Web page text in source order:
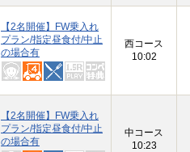
【2名開催】FW乗入れ
プラン/指定昼食付/中止
の場合有
西コース
10:02
【2名開催】FW乗入れ
プラン/指定昼食付/中止
の場合有
中コース
10:23